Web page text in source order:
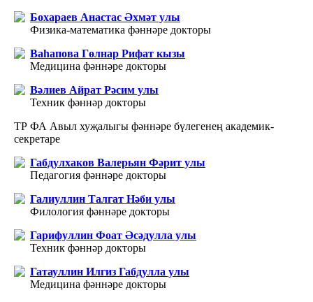
Бохараев Анастас Әхмәт улы
Физика-математика фәннәре докторы
Ваһапова Гөлнар Рифат кызы
Медицина фәннәре докторы
Вәлиев Айрат Рәсим улы
Техник фәннәр докторы
ТР ФА Авыл хуҗалыгы фәннәре бүлегенең академик-
секретаре
Габдулхаков Валерьян Фәрит улы
Педагогия фәннәре докторы
Галиуллин Талгат Нәби улы
Филология фәннәре докторы
Гарифуллин Фоат Әсәдулла улы
Техник фәннәр докторы
Гатауллин Илгиз Габдулла улы
Медицина фәннәре докторы